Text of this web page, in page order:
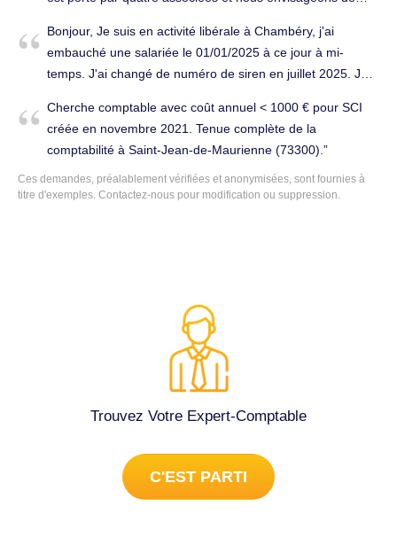
l'entreprise. Nous souhaiterions obtenir une estimation du
coût d'un accompagnement par un cabinet d'expertise
comptable externe comprenant les prestations suivantes : -
Création de la société ; - Réalisation des formalités
administratives liées à l'embauche, notamment la DPAE ; -
Établissement des bulletins de paie des salariés ; - Tenue
annuel. Nous vous serions reconnaissantes de bien vouloir
obtenir un devis détaillé. Expert comptable à Chambéry
Bonjour, Je suis en activité libérale à Chambéry, j'ai
embauché une salariée le 01/01/2025 à ce jour à mi-
temps. J'ai changé de numéro de siren en juillet 2025. Je
tese-urssaf (d'autant que j'ai changé de numéro de siren
depuis). Etes-vous en mesure de m'établir 11 fiches de
paie sur 2025 avec deux numéros de siren différends, soit
du 01/01/2025 au 30/06/2025 et avec le nouveau numéro
pour le reste. J'ai ma fiche de paramétrage DSN 2025 et
58-28. Conseils (juridique, fiscal, social...) à Chambéry
Cherche comptable avec coût annuel < 1000 € pour SCI
créée en novembre 2021. Tenue complète de la
comptabilité à Saint-Jean-de-Maurienne (73300).
Ces demandes, préalablement vérifiées et anonymisées, sont fournies à
titre d'exemples. Contactez-nous pour modification ou suppression.
Trouvez Votre Expert-Comptable
C'EST PARTI